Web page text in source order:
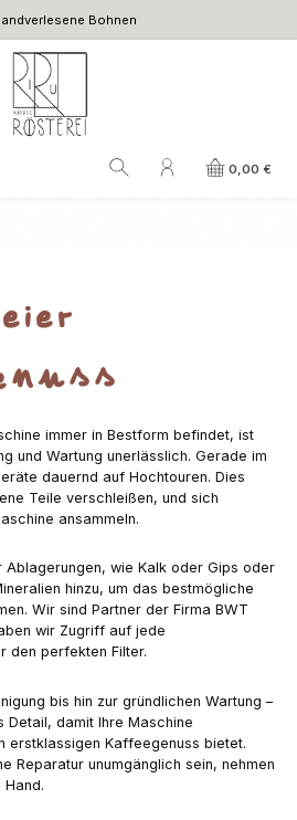
Bohnen
0,00 €
für Kaffeemaschinen
immer in Bestform befindet, ist
und Wartung unerlässlich. Gerade im
dauernd auf Hochtouren. Dies
Teile verschleißen, und sich
ansammeln.
Ablagerungen, wie Kalk oder Gips oder
hinzu, um das bestmögliche
Wir sind Partner der Firma BWT
wir Zugriff auf jede
den perfekten Filter.
bis hin zur gründlichen Wartung –
Detail, damit Ihre Maschine
erstklassigen Kaffeegenuss bietet.
Reparatur unumgänglich sein, nehmen